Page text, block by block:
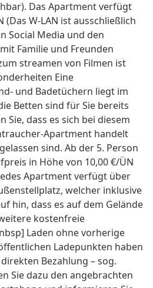
Das Apartment verfügt
(Das W-LAN ist ausschließlich
Social Media und den
Familie und Freunden
streamen von Filmen ist
Eine
und Badetüchern liegt im
Betten sind für Sie bereits
Sie, dass es sich bei diesem
Apartment handelt
sind. Ab der 5. Person
in Höhe von 10,00 €/ÜN
Apartment verfügt über
welcher inklusive
hin, dass es auf dem Gelände
kostenfreie
Laden ohne vorherige
Ladepunkten haben
Bezahlung – sog.
Sie dazu den angebrachten